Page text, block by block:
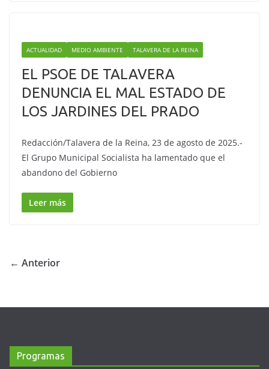
ACTUALIDAD MEDIO AMBIENTE TALAVERA DE LA REINA
EL PSOE DE TALAVERA
DENUNCIA EL MAL ESTADO DE
LOS JARDINES DEL PRADO
Redacción/Talavera de la Reina, 23 de agosto de 2025.-
El Grupo Municipal Socialista ha lamentado que el
abandono del Gobierno
Leer más
← Anterior
Programas